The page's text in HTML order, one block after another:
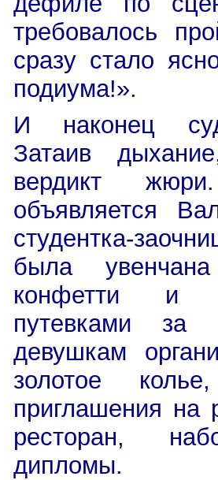
требовалось
сразу стало
подиума!».
И наконец
Затаив
вердикт
объявляется
студентка-
была
конфетти и
путевками за
девушкам
золотое
приглашения на
ресторан,
дипломы.